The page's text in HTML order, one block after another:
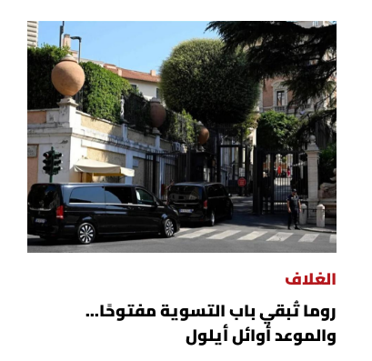
الغلاف
روما تُبقي باب التسوية مفتوحًا...
والموعد أوائل أيلول